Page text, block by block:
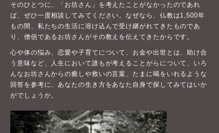
そのひとつに、「お坊さん」を考えたことがなかったのであれ
ば、ぜひ一度相談してみてください。なぜなら、仏教は1,500年
もの間、私たちの生活に溶け込んで受け継がれてきたものであ
り、僧侶であるお坊さんがその教えを伝えてきたからです。
心や体の悩み、恋愛や子育てについて、お金や出世とは、助け合
う意味など、人生において誰もが考えることがらについて、いろ
んなお坊さんからの癒しや救いの言葉、たまに喝をいれるような
回答を参考に、あなたの生き方をあなた自身で探してみてはいか
がでしょうか。